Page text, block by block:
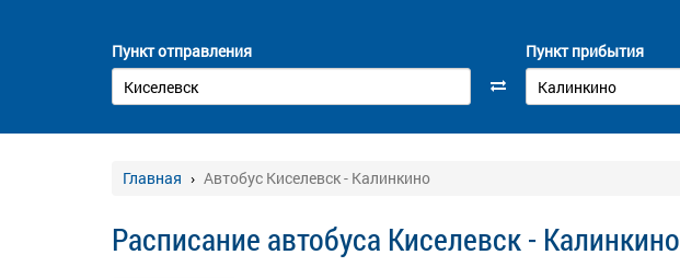
Пункт отправления Пункт прибытия
Главная Автобус Киселевск - Калинкино
Расписание автобуса Киселевск - Калинкино